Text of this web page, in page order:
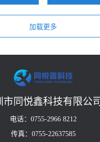
市同悦鑫科技有限公司
电话：0755-2966 8212
传真：0755-22637585